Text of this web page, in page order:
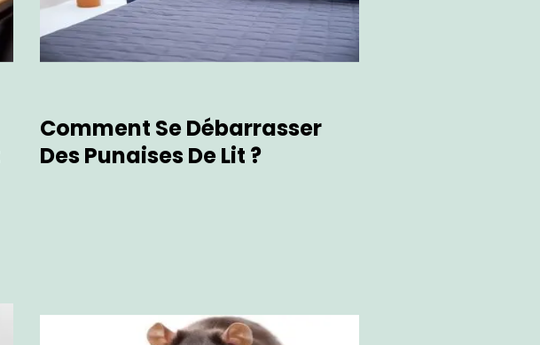
Comment Se Débarrasser
Des Punaises De Lit ?